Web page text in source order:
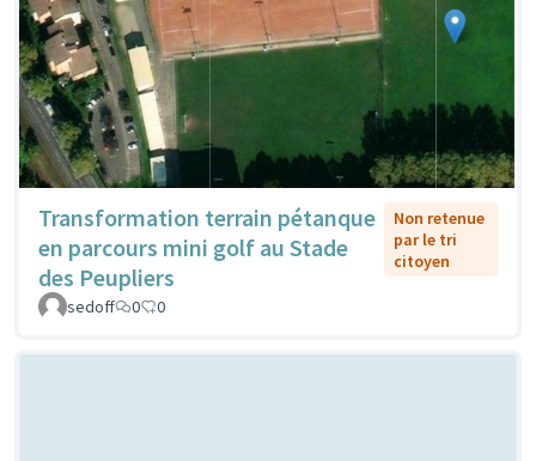
Transformation terrain pétanque
en parcours mini golf au Stade
des Peupliers
Non retenue
par le tri
citoyen
sedoff 0 0